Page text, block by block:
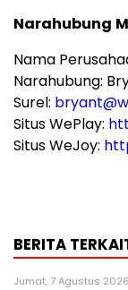
Narahubung
Nama
Narahubung:
Surel:
Situs WePlay:
Situs WeJoy:
BERITA
Jumat, 7 Agustus